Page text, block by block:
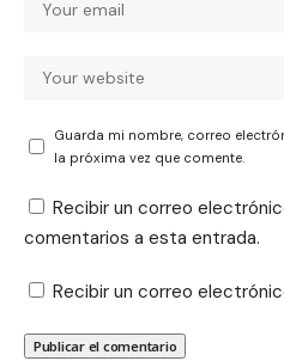
Guarda mi nombre, correo
la próxima vez que comente.
Recibir un correo
comentarios a esta entrada.
Recibir un correo